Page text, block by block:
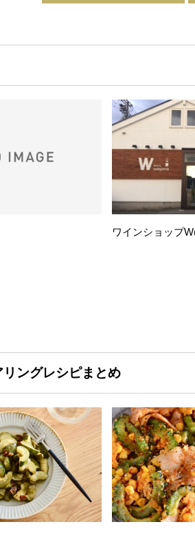
ワインショップ
ングレシピまとめ